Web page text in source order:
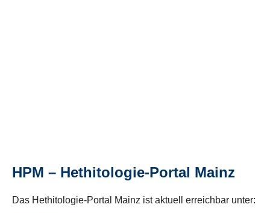
HPM – Hethitologie-Portal Mainz
Das Hethitologie-Portal Mainz ist aktuell erreichbar unter: